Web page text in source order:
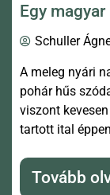
Egy
Schuller
A meleg nyári
pohár hűs
viszont
tartott ital
Tovább